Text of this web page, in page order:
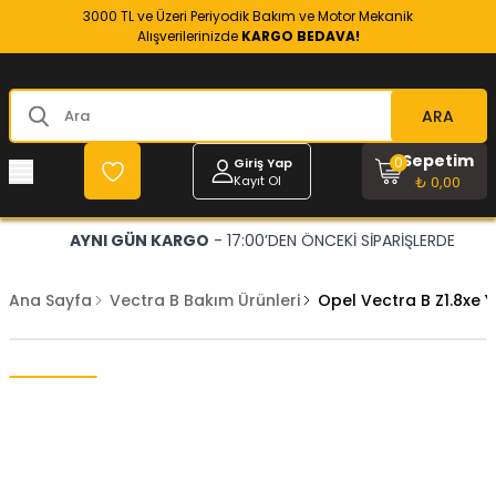
3000 TL ve Üzeri Periyodik Bakım ve Motor Mekanik
Alışverilerinizde KARGO BEDAVA!
ARA
Giriş Yap
Kayıt Ol
Sepetim
₺ 0,00
0
AYNI GÜN KARGO - 17:00’DEN ÖNCEKİ SİPARİŞLERDE
Ana Sayfa Vectra B Bakım Ürünleri Opel Vectra B Z1.8xe